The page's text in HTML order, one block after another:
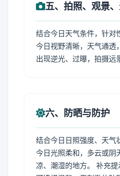
五、拍照、观景
结合今日天气条件，针对
今日视野清晰，天气通透
出现逆光、过曝，拍摄远
六、防晒与防护
结合今日日照强度、天气
今日光照柔和，多云或阴
凉、潮湿的地方。 补充